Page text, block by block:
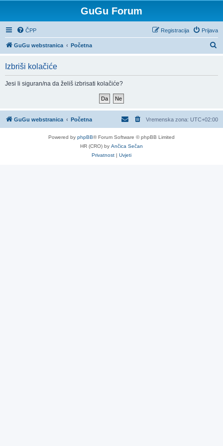
GuGu Forum
ČPP Prijava
Registracija
GuGu webstranica Početna
n
Izbriši kolačiće
Jesi li siguran/na da želiš izbrisati kolačiće?
GuGu webstranica Početna Vremenska zona: UTC+02:00
Powered by phpBB® Forum Software © phpBB Limited
HR (CRO) by Ančica Sečan
Privatnost | Uvjeti